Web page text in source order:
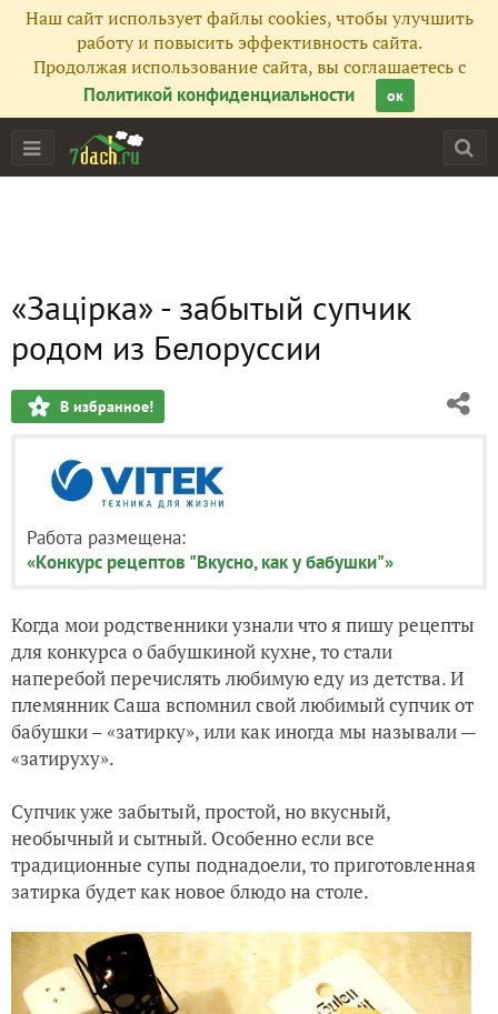
Наш сайт использует файлы cookies, чтобы улучшить
работу и повысить эффективность сайта.
Продолжая использование сайта, вы соглашаетесь с
Политикой конфиденциальности
ок
«Зацiрка» - забытый супчик
родом из Белоруссии
В избранное!
Работа размещена:
«Конкурс рецептов "Вкусно, как у бабушки"»
Когда мои родственники узнали что я пишу рецепты
для конкурса о бабушкиной кухне, то стали
наперебой перечислять любимую еду из детства. И
племянник Саша вспомнил свой любимый супчик от
бабушки – «затирку», или как иногда мы называли —
«затируху».
Супчик уже забытый, простой, но вкусный,
необычный и сытный. Особенно если все
традиционные супы поднадоели, то приготовленная
затирка будет как новое блюдо на столе.